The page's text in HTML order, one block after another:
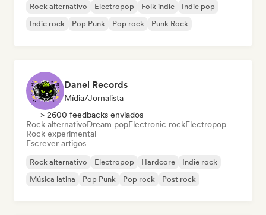
Rock alternativo Electropop Folk indie
Indie pop
Indie rock
Pop Punk Pop rock Punk Rock
Danel Records
Mídia/Jornalista
> 2600 feedbacks enviados
Rock alternativoDream popElectronic rockElectropop
Rock experimental
Escrever artigos
Rock alternativo Electropop Hardcore
Indie rock
Música latina
Pop Punk Pop rock Post rock